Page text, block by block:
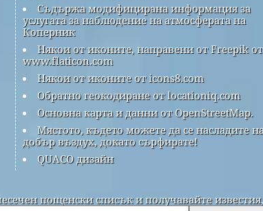
Съдържа модифицирана информация за
услугата за наблюдение на атмосферата на
Коперник
Някои от иконите, направени от Freepik от
www.flaticon.com
Някои от иконите от icons8.com
Обратно геокодиране от locationiq.com
Основна карта и данни от OpenStreetMap.
Мястото, където можете да се насладите
добър въздух, докато сърфирате!
QUACO дизайн
пощенски списък и получавайте